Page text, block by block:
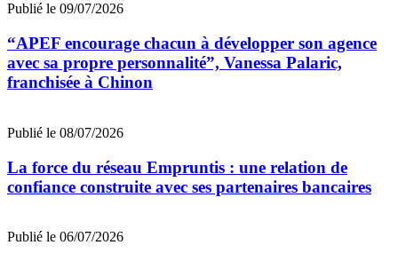
Publié le 09/07/2026
“APEF encourage chacun à développer son agence
avec sa propre personnalité”, Vanessa Palaric,
franchisée à Chinon
Publié le 08/07/2026
La force du réseau Empruntis : une relation de
confiance construite avec ses partenaires bancaires
Publié le 06/07/2026